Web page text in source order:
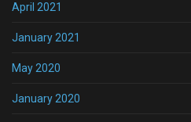
April 2021
January 2021
May 2020
January 2020